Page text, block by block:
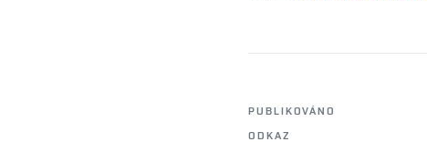
PUBLIKOVÁNO
ODKAZ